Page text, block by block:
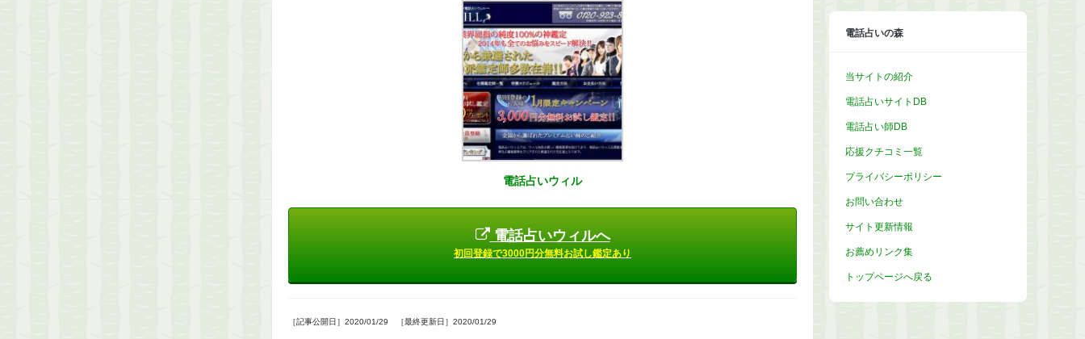
電話占いウィル
電話占いウィルへ
初回登録で3000円分無料お試し鑑定あり
［記事公開日］2020/01/29 ［最終更新日］2020/01/29
電話占いの森
当サイトの紹介
電話占いサイトDB
電話占い師DB
応援クチコミ一覧
プライバシーポリシー
お問い合わせ
サイト更新情報
お薦めリンク集
トップページへ戻る